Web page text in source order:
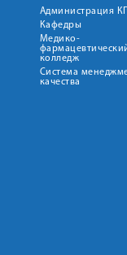
Администрация
Кафедры
Медико-
колледж
Система
качества